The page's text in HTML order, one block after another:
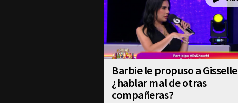
Barbie le propuso a Gisselle
¿hablar mal de otras
compañeras?